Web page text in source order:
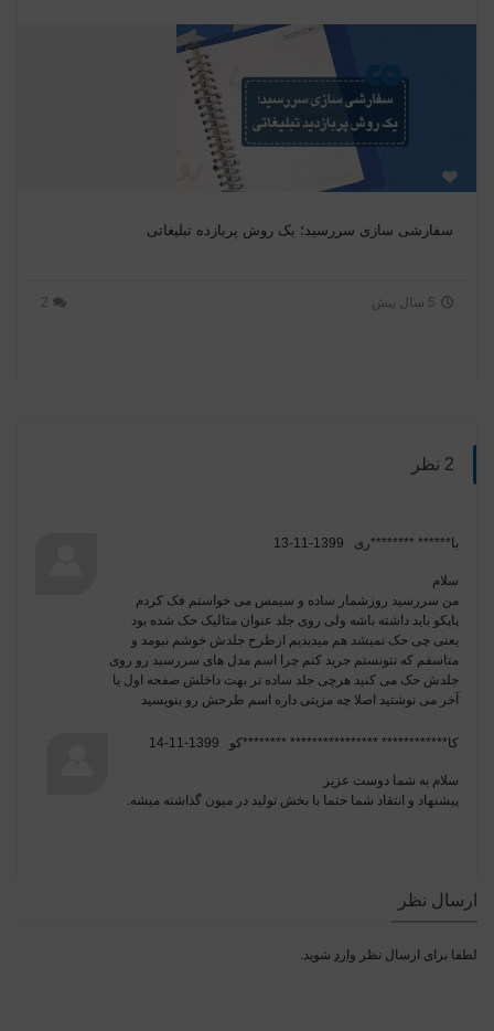
سفارشی سازی سررسید؛ یک روش پربازده تبلیغاتی
2 5 سال پیش
2 نظر
با****** ********ری 1399-11-13
سلام
من سررسید روزشمار ساده و سیمس می خواستم فک کردم
پاپکو باید داشته باشه ولی روی جلد عنوان متالیک حک شده بود
یعنی چی حک نمیشد هم میدیدیم ازطرح جلدش خوشم نیومد و
متاسفم که نتونستم جرید کنم چرا اسم مدل های سررسید رو روی
جلدش حک می کنید هرچی جلد ساده تر بهت داخلش صفحه اول یا
آخر می نوشتید اصلا چه مزیتی داره اسم طرحش رو بنویسید
کا************ **************** ********کو 1399-11-14
سلام به شما دوست عزیز
پیشنهاد و انتقاد شما حتما با بخش تولید در میون گذاشته میشه.
ارسال نظر
لطفا برای ارسال نظر وارد شوید.